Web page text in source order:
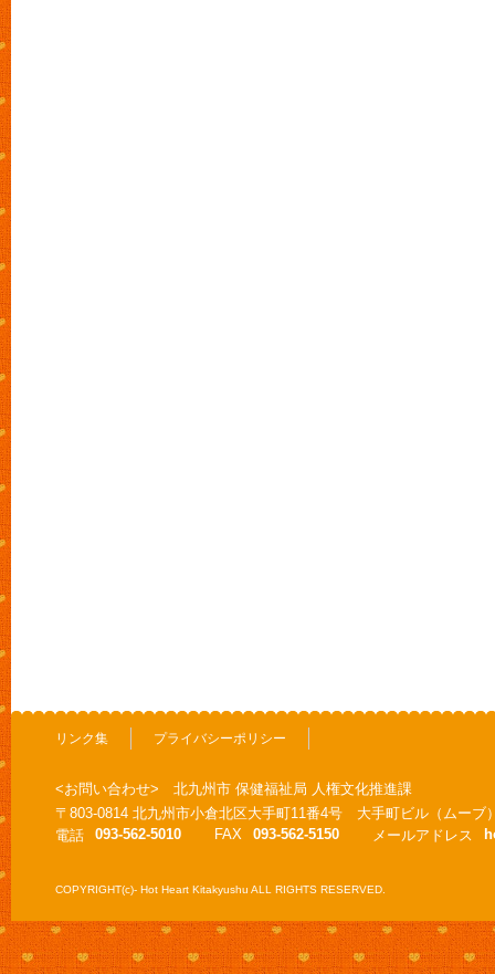
リンク集 プライバシーポリシー
<お問い合わせ> 北九州市 保健福祉局 人権文化推進課
〒803-0814 北九州市小倉北区大手町11番4号 大手町ビル（ムーブ
電話
093-562-5010 FAX 093-562-5150 メールアドレス
COPYRIGHT(c)- Hot Heart Kitakyushu ALL RIGHTS RESERVED.